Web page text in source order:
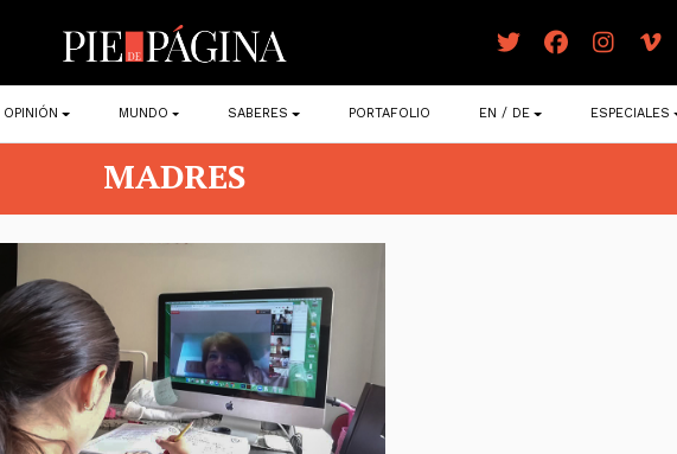
OPINIÓN MUNDO SABERES PORTAFOLIO EN / DE ESPECIALES
MADRES